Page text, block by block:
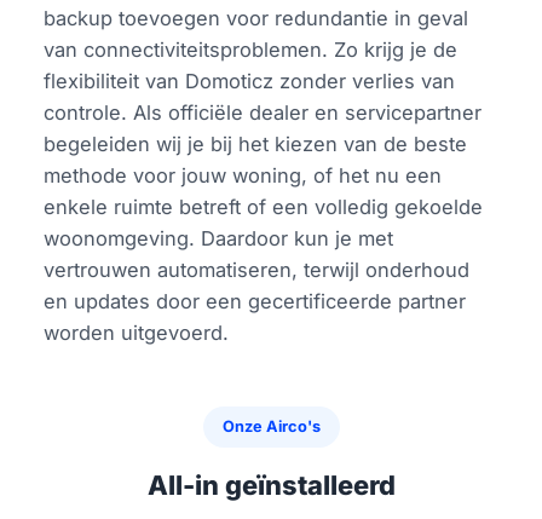
backup toevoegen voor redundantie in geval
van connectiviteitsproblemen. Zo krijg je de
flexibiliteit van Domoticz zonder verlies van
controle. Als officiële dealer en servicepartner
begeleiden wij je bij het kiezen van de beste
methode voor jouw woning, of het nu een
enkele ruimte betreft of een volledig gekoelde
woonomgeving. Daardoor kun je met
vertrouwen automatiseren, terwijl onderhoud
en updates door een gecertificeerde partner
worden uitgevoerd.
Onze Airco's
All-in geïnstalleerd